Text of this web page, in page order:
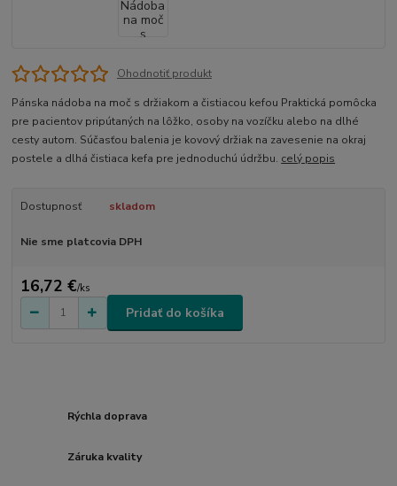
Ohodnotiť produkt
Pánska nádoba na moč s držiakom a čistiacou kefou Praktická pomôcka
pre pacientov pripútaných na lôžko, osoby na vozíčku alebo na dlhé
cesty autom. Súčasťou balenia je kovový držiak na zavesenie na okraj
postele a dlhá čistiaca kefa pre jednoduchú údržbu. celý popis
Dostupnosť skladom
Nie sme platcovia DPH
16,72 €/ks
Pridať do košíka
Rýchla doprava
Záruka kvality